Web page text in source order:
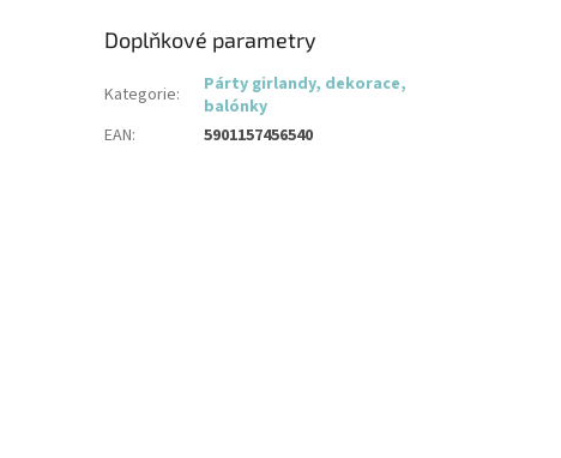
Doplňkové parametry
Kategorie:
Párty girlandy, dekorace,
balónky
EAN: 5901157456540